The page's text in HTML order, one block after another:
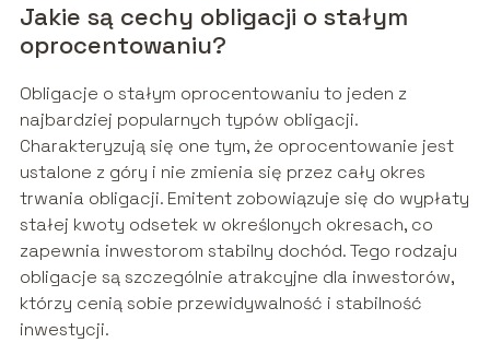
Jakie są cechy obligacji o stałym
oprocentowaniu?
Obligacje o stałym oprocentowaniu to jeden z
najbardziej popularnych typów obligacji.
Charakteryzują się one tym, że oprocentowanie jest
ustalone z góry i nie zmienia się przez cały okres
trwania obligacji. Emitent zobowiązuje się do wypłaty
stałej kwoty odsetek w określonych okresach, co
zapewnia inwestorom stabilny dochód. Tego rodzaju
obligacje są szczególnie atrakcyjne dla inwestorów,
którzy cenią sobie przewidywalność i stabilność
inwestycji.